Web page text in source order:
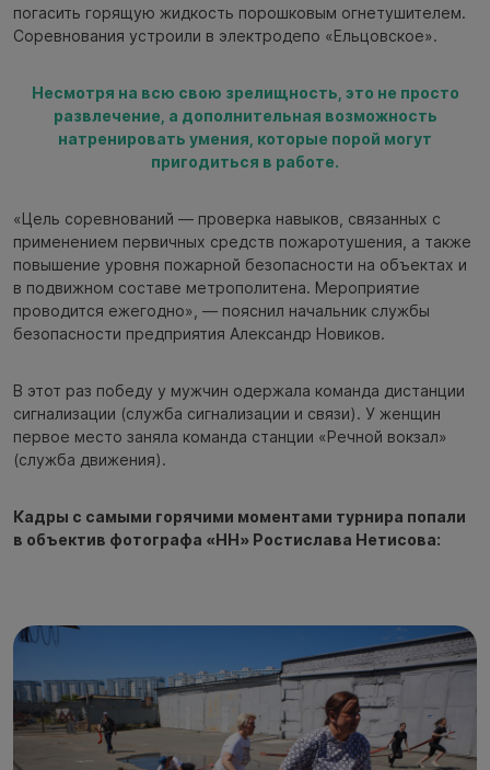
погасить горящую жидкость порошковым огнетушителем.
Соревнования устроили в электродепо «Ельцовское».
Несмотря на всю свою зрелищность, это не просто
развлечение, а дополнительная возможность
натренировать умения, которые порой могут
пригодиться в работе.
«Цель соревнований — проверка навыков, связанных с
применением первичных средств пожаротушения, а также
повышение уровня пожарной безопасности на объектах и
в подвижном составе метрополитена. Мероприятие
проводится ежегодно», — пояснил начальник службы
безопасности предприятия Александр Новиков.
В этот раз победу у мужчин одержала команда дистанции
сигнализации (служба сигнализации и связи). У женщин
первое место заняла команда станции «Речной вокзал»
(служба движения).
Кадры с самыми горячими моментами турнира попали
в объектив фотографа «НН» Ростислава Нетисова: